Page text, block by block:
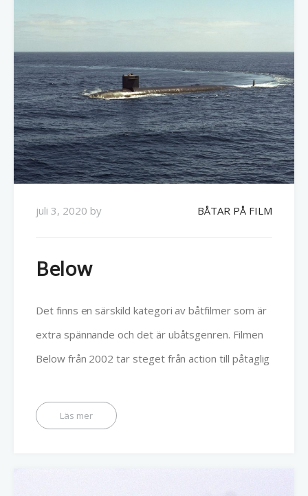
juli 3, 2020 by BÅTAR PÅ FILM
Below
Det finns en särskild kategori av båtfilmer som är
extra spännande och det är ubåtsgenren. Filmen
Below från 2002 tar steget från action till påtaglig